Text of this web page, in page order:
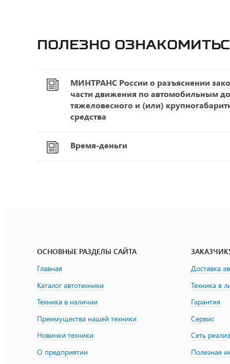
Полезно
МИНТРАНС России о разъяснении
части движения по автомобильным
тяжеловесного и (или)
средства
Время-деньги
ОСНОВНЫЕ РАЗДЕЛЫ САЙТА
Главная
Каталог автотехники
Техника в наличии
Преимущества нашей техники
Новинки техники
О предприятии
Доставка
Техника в
Гарантия
Сервис
Сеть
Полезная